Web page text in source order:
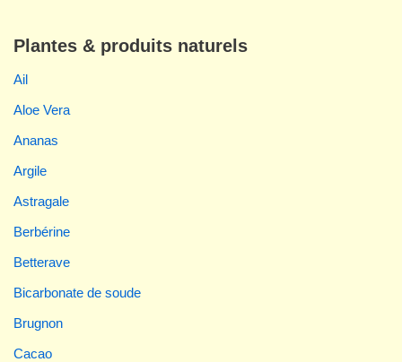
Plantes & produits naturels
Ail
Aloe Vera
Ananas
Argile
Astragale
Berbérine
Betterave
Bicarbonate de soude
Brugnon
Cacao